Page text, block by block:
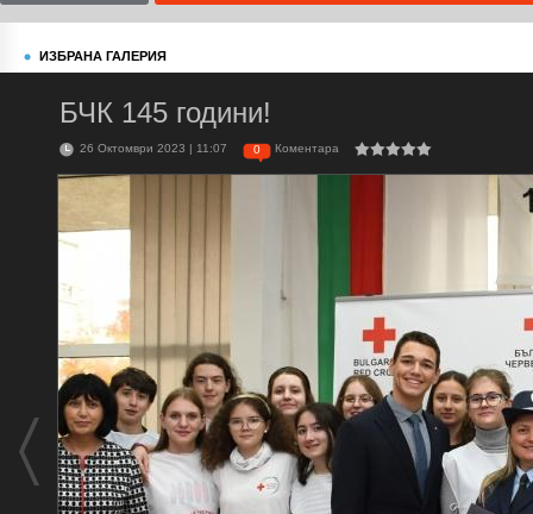
ИЗБРАНА ГАЛЕРИЯ
БЧК 145 години!
26 Октомври 2023 | 11:07 0 Коментара